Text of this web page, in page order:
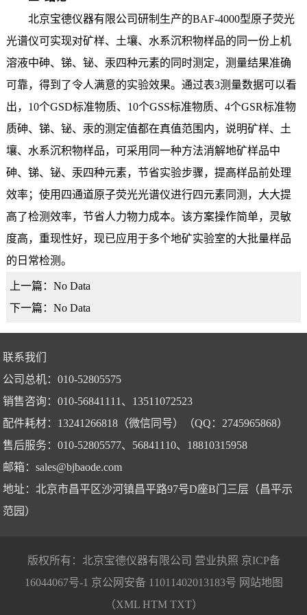
北京宝德仪器有限公司研制生产的BAF-4000型原子荧光
光谱仪可实现对矿样、土壤、水系沉积物样品的同一份上机
溶液中砷、锑、铋、汞四种元素的同时测定，测量结果准确
可靠，得到了令人满意的实验效果。通过表3测量数据可以看
出，10个GSD标准物质、10个GSS标准物质、4个GSR标准物
质砷、锑、铋、汞的测定值都在真值范围内，说明矿样、土
壤、水系沉积物样品，可采用同一种方法消解地矿样品中
砷、锑、铋、汞四种元素，节省实验步骤，提高样品前处理
效率；使用四通道原子荧光光谱仪进行四元素同测，大大提
高了检测效率，节省人力物力成本。该方案操作简单，灵敏
度高，重现性好，现已应用于多个地矿实验室的大批量样品
的日常检测。
上一篇：No Data
下一篇：No Data
联系我们
公司总机：010-52805575
销售咨询：010-56841111、13511072523
配件耗材：13241266818（微信同号）（QQ：2745965868）
售后服务：010-52805577、56841110、18810315958
邮箱：sales@bjbaode.com
地址：北京市昌平区沙河镇昌平路97号D座B门三层（昌平示
范园）
版权所有：北京宝德仪器有限公司 营业执照 京ICP备
16044067号-1 京公网安备 11011402013183号 网站地图
（XML HTM TXT）